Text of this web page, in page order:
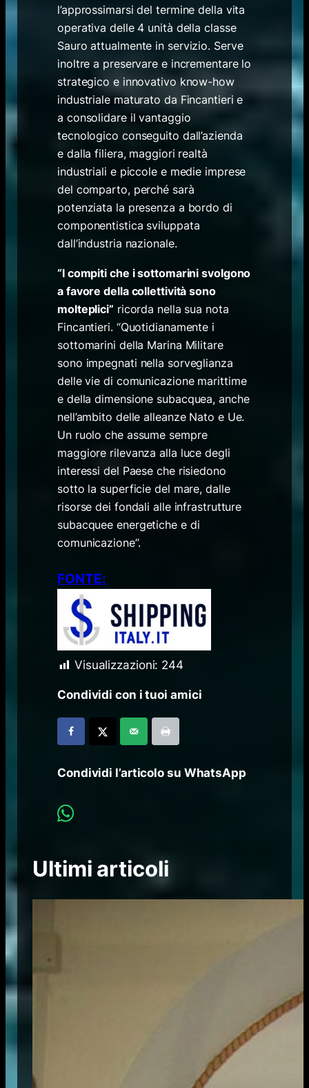
l’approssimarsi del termine della vita
operativa delle 4 unità della classe
Sauro attualmente in servizio. Serve
inoltre a preservare e incrementare lo
strategico e innovativo know-how
industriale maturato da Fincantieri e
a consolidare il vantaggio
tecnologico conseguito dall’azienda
e dalla filiera, maggiori realtà
industriali e piccole e medie imprese
del comparto, perché sarà
potenziata la presenza a bordo di
componentistica sviluppata
dall’industria nazionale.
“I compiti che i sottomarini svolgono
a favore della collettività sono
molteplici” ricorda nella sua nota
Fincantieri. “Quotidianamente i
sottomarini della Marina Militare
sono impegnati nella sorveglianza
delle vie di comunicazione marittime
e della dimensione subacquea, anche
nell’ambito delle alleanze Nato e Ue.
Un ruolo che assume sempre
maggiore rilevanza alla luce degli
interessi del Paese che risiedono
sotto la superficie del mare, dalle
risorse dei fondali alle infrastrutture
subacquee energetiche e di
comunicazione”.
FONTE:
Visualizzazioni: 244
Condividi con i tuoi amici
Condividi l’articolo su WhatsApp
Ultimi articoli